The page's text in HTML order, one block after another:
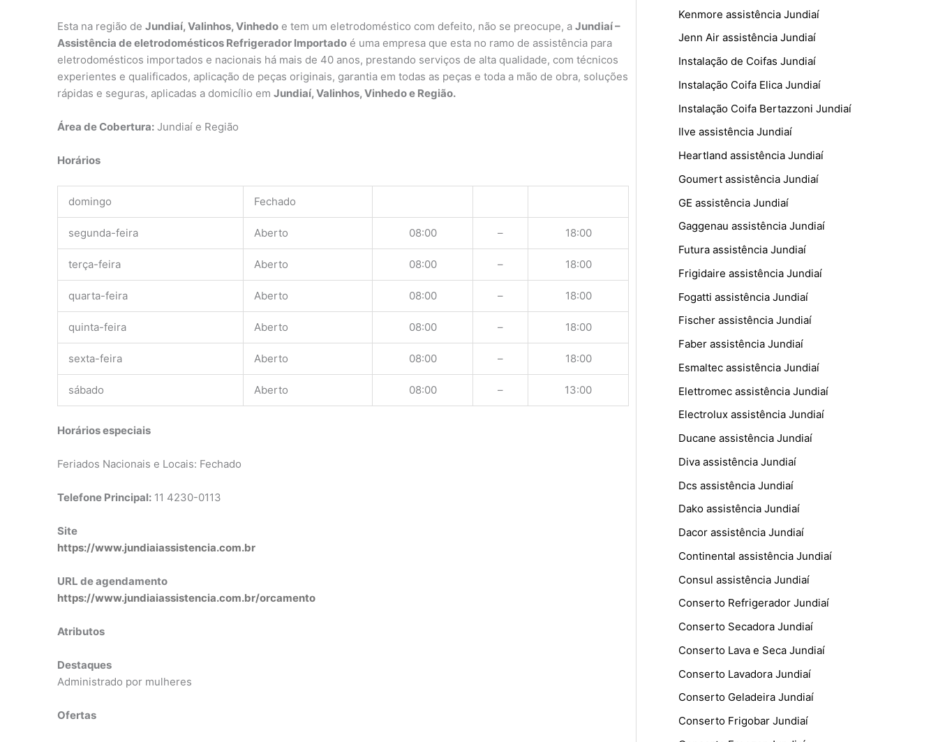
Esta na região de Jundiaí, Valinhos, Vinhedo e tem um eletrodoméstico com defeito, não se preocupe, a Jundiaí –
Assistência de eletrodomésticos Refrigerador Importado é uma empresa que esta no ramo de assistência para
eletrodomésticos importados e nacionais há mais de 40 anos, prestando serviços de alta qualidade, com técnicos
experientes e qualificados, aplicação de peças originais, garantia em todas as peças e toda a mão de obra, soluções
rápidas e seguras, aplicadas a domicílio em Jundiaí, Valinhos, Vinhedo e Região.
Área de Cobertura: Jundiaí e Região
Horários
domingo Fechado
segunda-feira Aberto 08:00 – 18:00
terça-feira Aberto 08:00 – 18:00
quarta-feira Aberto 08:00 – 18:00
quinta-feira Aberto 08:00 – 18:00
sexta-feira Aberto 08:00 – 18:00
sábado Aberto 08:00 – 13:00
Horários especiais
Feriados Nacionais e Locais: Fechado
Telefone Principal: 11 4230-0113
Site
https://www.jundiaiassistencia.com.br
URL de agendamento
https://www.jundiaiassistencia.com.br/orcamento
Atributos
Destaques
Administrado por mulheres
Ofertas
Kenmore assistência Jundiaí
Jenn Air assistência Jundiaí
Instalação de Coifas Jundiaí
Instalação Coifa Elica Jundiaí
Instalação Coifa Bertazzoni Jundiaí
Ilve assistência Jundiaí
Heartland assistência Jundiaí
Goumert assistência Jundiaí
GE assistência Jundiaí
Gaggenau assistência Jundiaí
Futura assistência Jundiaí
Frigidaire assistência Jundiaí
Fogatti assistência Jundiaí
Fischer assistência Jundiaí
Faber assistência Jundiaí
Esmaltec assistência Jundiaí
Elettromec assistência Jundiaí
Electrolux assistência Jundiaí
Ducane assistência Jundiaí
Diva assistência Jundiaí
Dcs assistência Jundiaí
Dako assistência Jundiaí
Dacor assistência Jundiaí
Continental assistência Jundiaí
Consul assistência Jundiaí
Conserto Refrigerador Jundiaí
Conserto Secadora Jundiaí
Conserto Lava e Seca Jundiaí
Conserto Lavadora Jundiaí
Conserto Geladeira Jundiaí
Conserto Frigobar Jundiaí